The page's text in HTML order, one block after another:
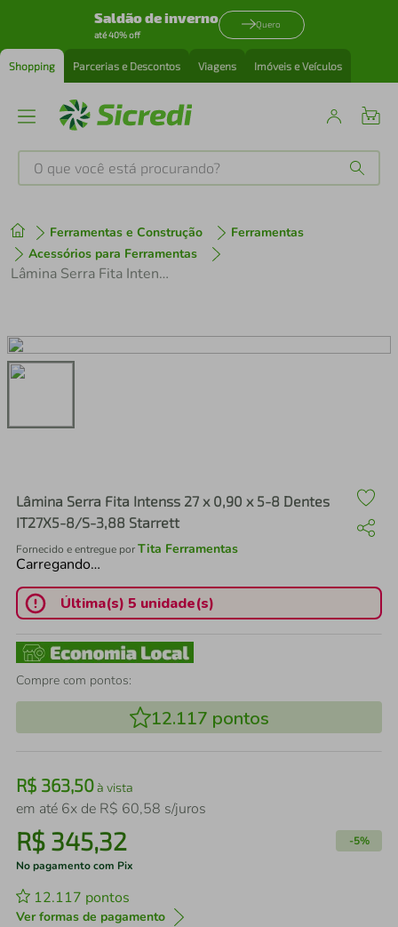
Saldão de inverno
até 40% off
Quero
Shopping Parcerias e Descontos Viagens Imóveis e Veículos
O que você está procurando?
Ferramentas e Construção
Ferramentas
Acessórios para Ferramentas
Lâmina Serra Fita Intenss 27 x 0,90 x 5-8 Dentes IT27X5-8/S-3,88 Starrett
Lâmina Serra Fita Intenss 27 x 0,90 x 5-8 Dentes
IT27X5-8/S-3,88 Starrett
Fornecido e entregue porTita Ferramentas
Carregando…
Última(s) 5 unidade(s)
Compre com pontos:
12.117 pontos
R$ 363,50à vista
em até 6x de R$ 60,58 s/juros
R$ 345,32 -5%
No pagamento com Pix
12.117 pontos
Ver formas de pagamento
1º tenis